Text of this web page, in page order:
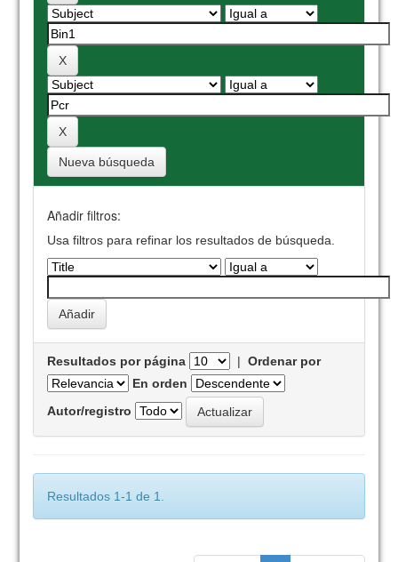
Nueva búsqueda
Añadir filtros:
Usa filtros para refinar los resultados de búsqueda.
Resultados por página |Ordenar por
En orden
Autor/registro
Resultados 1-1 de 1.